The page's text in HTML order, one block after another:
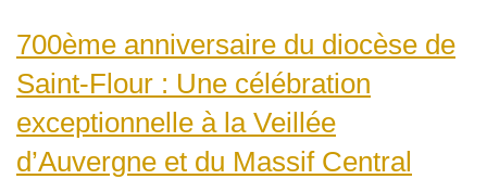
700ème anniversaire du diocèse de
Saint-Flour : Une célébration
exceptionnelle à la Veillée
d’Auvergne et du Massif Central